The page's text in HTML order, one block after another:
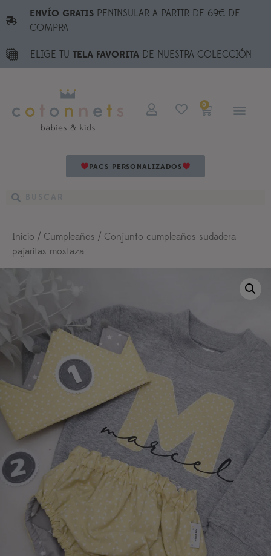
ENVÍO GRATISPENINSULAR A PARTIR DE 69€ DE
COMPRA
ELIGE TU TELA FAVORITA DE NUESTRA COLECCIÓN
0
PACS PERSONALIZADOS
Inicio / Cumpleaños / Conjunto cumpleaños sudadera
pajaritas mostaza